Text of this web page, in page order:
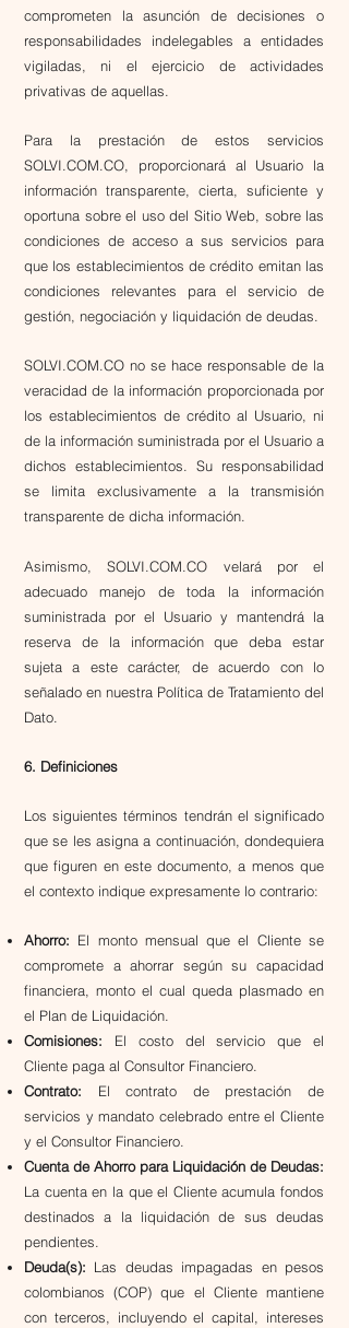
comprometen la asunción de decisiones o
responsabilidades indelegables a entidades
vigiladas, ni el ejercicio de actividades
privativas de aquellas.
​Para la prestación de estos servicios
SOLVI.COM.CO, proporcionará al Usuario la
información transparente, cierta, suficiente y
oportuna sobre el uso del Sitio Web, sobre las
condiciones de acceso a sus servicios para
que los establecimientos de crédito emitan las
condiciones relevantes para el servicio de
gestión, negociación y liquidación de deudas.
SOLVI.COM.CO no se hace responsable de la
veracidad de la información proporcionada por
los establecimientos de crédito al Usuario, ni
de la información suministrada por el Usuario a
dichos establecimientos. Su responsabilidad
se limita exclusivamente a la transmisión
transparente de dicha información.
Asimismo, SOLVI.COM.CO velará por el
adecuado manejo de toda la información
suministrada por el Usuario y mantendrá la
reserva de la información que deba estar
sujeta a este carácter, de acuerdo con lo
señalado en nuestra Política de Tratamiento del
Dato.
6. Definiciones
​Los siguientes términos tendrán el significado
que se les asigna a continuación, dondequiera
que figuren en este documento, a menos que
el contexto indique expresamente lo contrario:
Ahorro: El monto mensual que el Cliente se
compromete a ahorrar según su capacidad
financiera, monto el cual queda plasmado en
el Plan de Liquidación.
Comisiones: El costo del servicio que el
Cliente paga al Consultor Financiero.
Contrato: El contrato de prestación de
servicios y mandato celebrado entre el Cliente
y el Consultor Financiero.
Cuenta de Ahorro para Liquidación de Deudas:
La cuenta en la que el Cliente acumula fondos
destinados a la liquidación de sus deudas
pendientes.
Deuda(s): Las deudas impagadas en pesos
colombianos (COP) que el Cliente mantiene
con terceros, incluyendo el capital, intereses